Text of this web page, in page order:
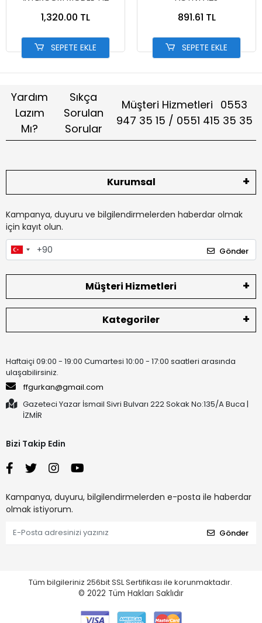
1,320.00 TL
SEPETE EKLE
891.61 TL
SEPETE EKLE
Yardım
Lazım
Mı?
Sıkça
Sorulan
Sorular
Müşteri Hizmetleri 0553
947 35 15 / 0551 415 35 35
Kurumsal
Kampanya, duyuru ve bilgilendirmelerden haberdar olmak
için kayıt olun.
Gönder
Müşteri Hizmetleri
Kategoriler
Haftaiçi 09:00 - 19:00 Cumartesi 10:00 - 17:00 saatleri arasında
ulaşabilirsiniz.
ffgurkan@gmail.com
Gazeteci Yazar İsmail Sivri Bulvarı 222 Sokak No:135/A Buca |
İZMİR
Bizi Takip Edin
Kampanya, duyuru, bilgilendirmelerden e-posta ile haberdar
olmak istiyorum.
Gönder
Tüm bilgileriniz 256bit SSL Sertifikası ile korunmaktadır.
© 2022 Tüm Hakları Saklıdır